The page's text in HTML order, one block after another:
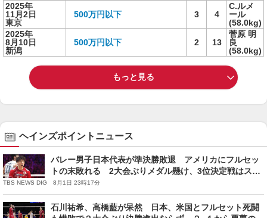
2025年
11月2日
東京
500万円以下 3 4
C.ルメ
ール
(58.0kg)
2025年
8月10日
新潟
500万円以下 2 13
菅原 明
良
(58.0kg)
もっと見る
ヘインズポイントニュース
バレー男子日本代表が準決勝敗退 アメリカにフルセッ
トの末敗れる 2大会ぶりメダル懸け、3位決定戦はスロ
ベニアと対戦【ネーションズリーグ】
TBS NEWS DIG 8月1日 23時17分
石川祐希、高橋藍が呆然 日本、米国とフルセット死闘